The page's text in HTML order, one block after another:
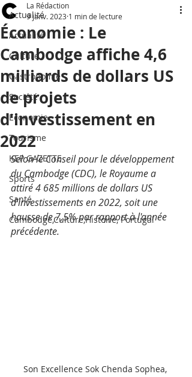
Actualité
Actualité
Culture
Gastronomie
Société
Economie
Tourisme
KEP GAZETTE
Sports
Santé
Cambodge,Culture,Histoire, Portugal
Économie : Le
Cambodge affiche 4,6
milliards de dollars US
de projets
d'investissement en
2022
La Rédaction
9 janv. 2023 1 min de lecture
Selon le Conseil pour le développement
du Cambodge (CDC), le Royaume a
attiré 4 685 millions de dollars US
d'investissements en 2022, soit une
hausse de 7,5% par rapport à l'année
précédente.
Son Excellence Sok Chenda Sophea,